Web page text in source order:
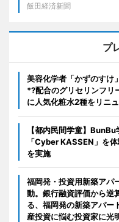
飯田経済新聞
プ
美容化学者「かずのすけ
*?配合のグリセリンフリ
に人気化粧水2種をリニ
【都内民間学童】
「Cyber KASSEN」を
を実施
福岡発・投資用新築アパ
動。銀行融資評価から逆
る、福岡発の新築アパー
産投資に悩む投資家に光